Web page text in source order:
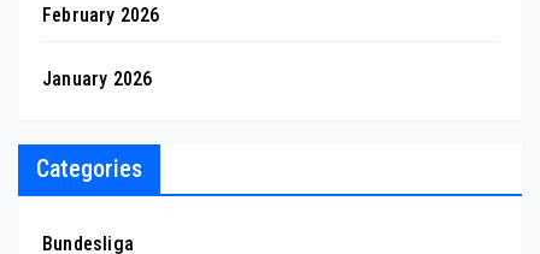
February 2026
January 2026
Categories
Bundesliga